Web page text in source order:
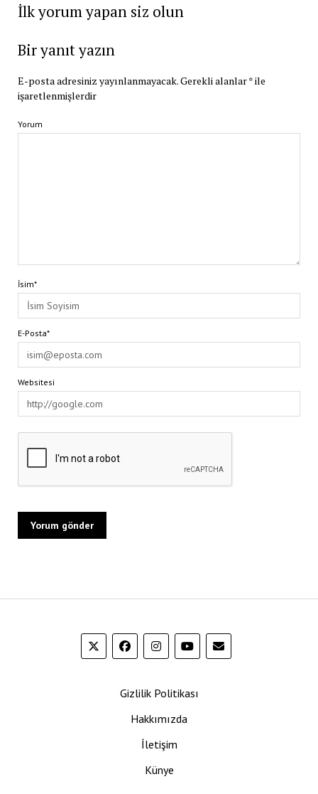
İlk yorum yapan siz olun
Bir yanıt yazın
E-posta adresiniz yayınlanmayacak.Gerekli alanlar*ile
işaretlenmişlerdir
Yorum
İsim*
E-Posta*
Websitesi
Gizlilik Politikası
Hakkımızda
İletişim
Künye